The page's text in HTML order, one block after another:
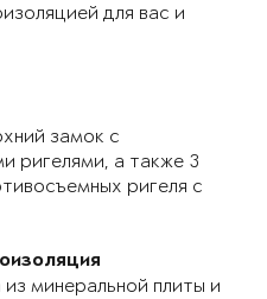
для вас и
замок с
ригелями, а также 3
ригеля с
минеральной плиты и